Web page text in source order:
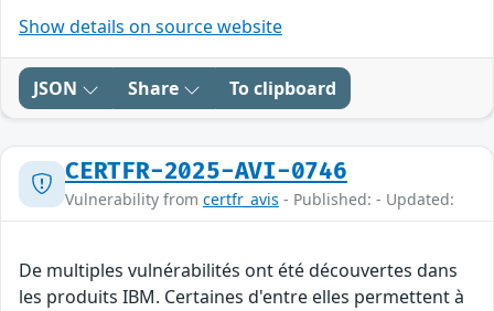
Show details on source website
JSON Share To clipboard
CERTFR-2025-AVI-0746
Vulnerability from certfr_avis - Published: - Updated:
De multiples vulnérabilités ont été découvertes dans
les produits IBM. Certaines d'entre elles permettent à